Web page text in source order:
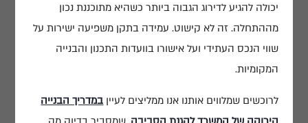
יכולה להגיע לדירוג הגבוה ביותר כשהיא מתוכננת נכון
מההתחלה. זה לא קישוט. עמידה בתקן משפיעה ישירות על
שווי הנכס העתידי ועל אישורו בוועדות התכנון והבנייה
המקומיות.
לרוכשים שמלווים אותנו אנו ממליצים לעיין במדריך הבנייה